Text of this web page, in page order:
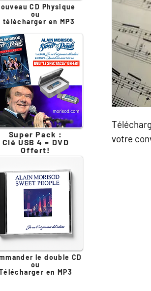
votre
Super Pack :
Clé USB 4 = DVD
Offert!
le double CD
ou
en MP3
CD Physique
ou
télécharger en MP3